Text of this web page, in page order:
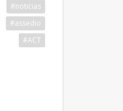
#noticias
#assedio
#ACT